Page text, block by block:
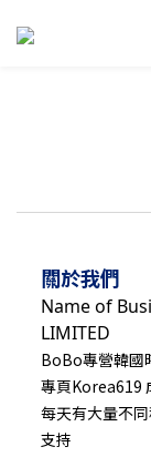
關於我們
Name of
LIMITED
BoBo專營韓國
專頁Korea619
每天有大量不
支持